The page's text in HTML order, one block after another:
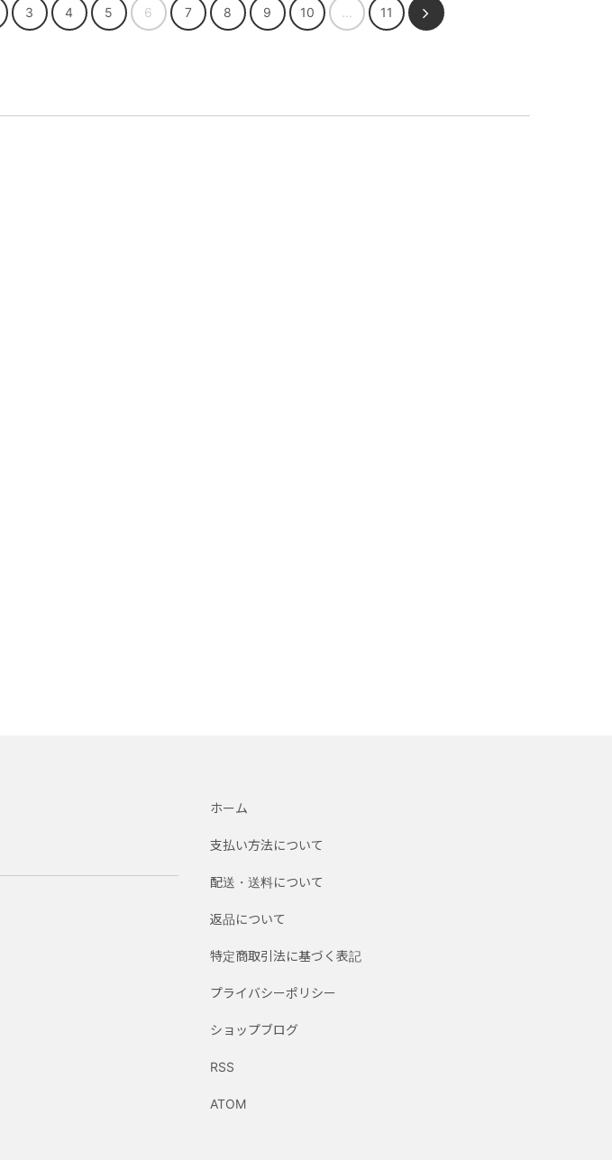
3 4 5 6 7 8 9 10 11
ホーム
支払い方法について
配送・送料について
返品について
特定商取引法に基づく表記
プライバシーポリシー
ショップブログ
RSS
ATOM